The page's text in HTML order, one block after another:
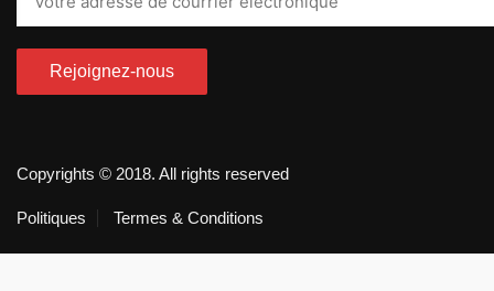
Copyrights © 2018. All rights reserved
Politiques Termes & Conditions